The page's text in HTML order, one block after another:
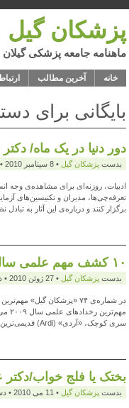
پزشکان گیل
ماهنامه جامعه پزشکی گیلان
خانه آخرین مطالب
بایگانی برای
دور دنیا در یک ماه/
بدست پزشكان گيل • 8 سپتامبر 2010 • دسته:
تعرفه‌چی‌ها، مدیران و تکنیسین‌های
برگزار کنند و درباره‌ی این آثار به تبادل
۱۰ کشف مهم علمی سال ۲۰۰۹/ دکتر علیرضا مجیدی
بدست پزشكان گيل • 27 ژوئن 2010 • دسته:
در شماره‌ی ۷۴ «پزشکان
سری کوچک، «آردی» (Ardi) قدیمی‌ترین اسکلت موجودی شبه‌انسانی است که تابه‌حال […]
بختک یا فلج خواب/دکتر
بدست پزشكان گيل • 11 می 2010 • دسته: